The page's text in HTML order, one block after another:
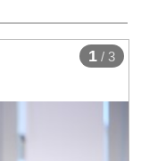
1 / 3